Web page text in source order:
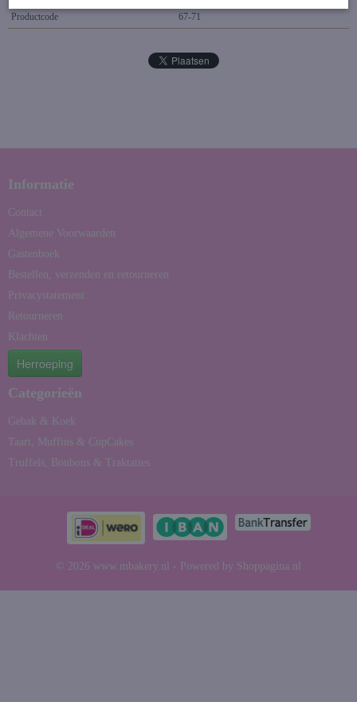
Productcode 67-71
Informatie
Contact
Algemene Voorwaarden
Gastenboek
Bestellen, verzenden en retourneren
Privacystatement
Retourneren
Klachten
Herroeping
Categorieën
Gebak & Koek
Taart, Muffins & CupCakes
Truffels, Bonbons & Traktaties
© 2026 www.mbakery.nl - Powered by Shoppagina.nl